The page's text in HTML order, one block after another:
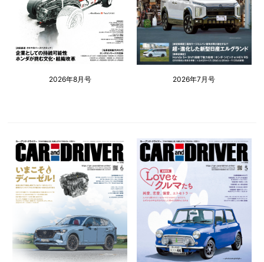
2026年8月号 2026年7月号